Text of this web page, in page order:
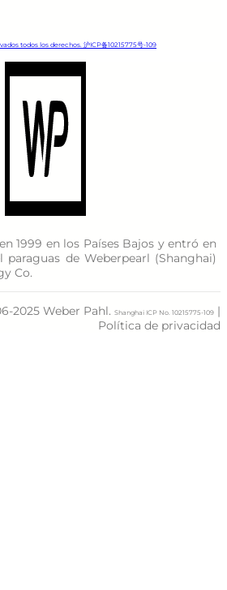
todos los derechos. 沪ICP备10215775号-109
1999 en los Países Bajos y entró en
de Weberpearl (Shanghai)
Co.
2025 Weber Pahl. Shanghai ICP No. 10215775-109 |
Política de privacidad